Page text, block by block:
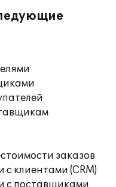
заказов
клиентами (CRM)
с поставщиками